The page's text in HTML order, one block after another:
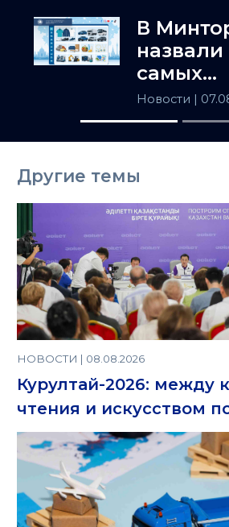
Азию
В
назвали
самых
товаров
Новости |
Другие темы
НОВОСТИ | 08.08.2026
Курултай-2026: между
чтения и искусством